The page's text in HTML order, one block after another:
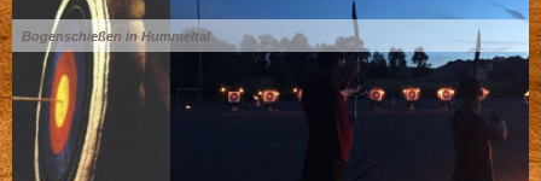
Bogenschießen in Hummeltal